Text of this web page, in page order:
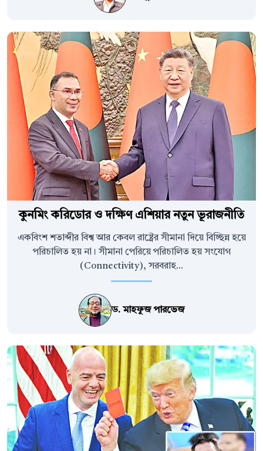
কুনমিং করিডোর ও দক্ষিণ এশিয়ার নতুন ভূরাজনীতি
একবিংশ শতাব্দীর বিশ্ব আর কেবল রাষ্ট্রের সীমানা দিয়ে বিচ্ছিন্ন হয়ে
পরিচালিত হয় না। সীমানা পেরিয়ে পরিচালিত হয় সংযোগ
(Connectivity), সরবরাহ...
ড. মাহফুজ পারভেজ